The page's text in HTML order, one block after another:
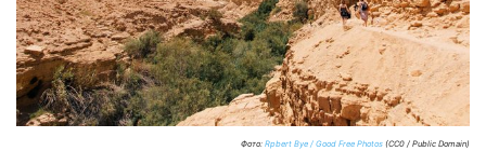
Фото: Rpbert Bye / Good Free Photos (CC0 / Public Domain)